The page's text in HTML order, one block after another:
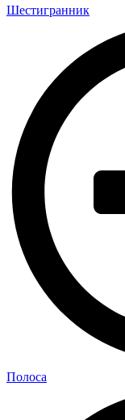
Шестигранник
Полоса